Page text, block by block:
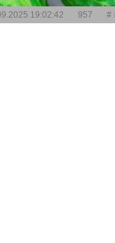
19:02:42 957